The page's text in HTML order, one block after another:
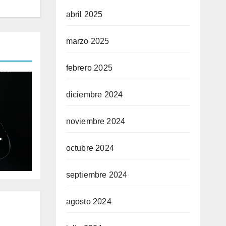
abril 2025
marzo 2025
febrero 2025
diciembre 2024
noviembre 2024
octubre 2024
septiembre 2024
agosto 2024